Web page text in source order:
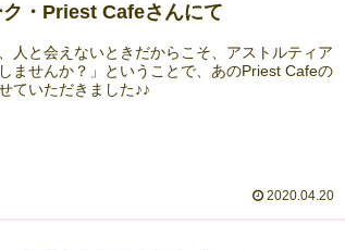
ク・Priest Cafeさんにて
人と会えないときだからこそ、アストルティア
ませんか？」ということで、あのPriest Cafeの
ていただきました♪♪
2020.04.20